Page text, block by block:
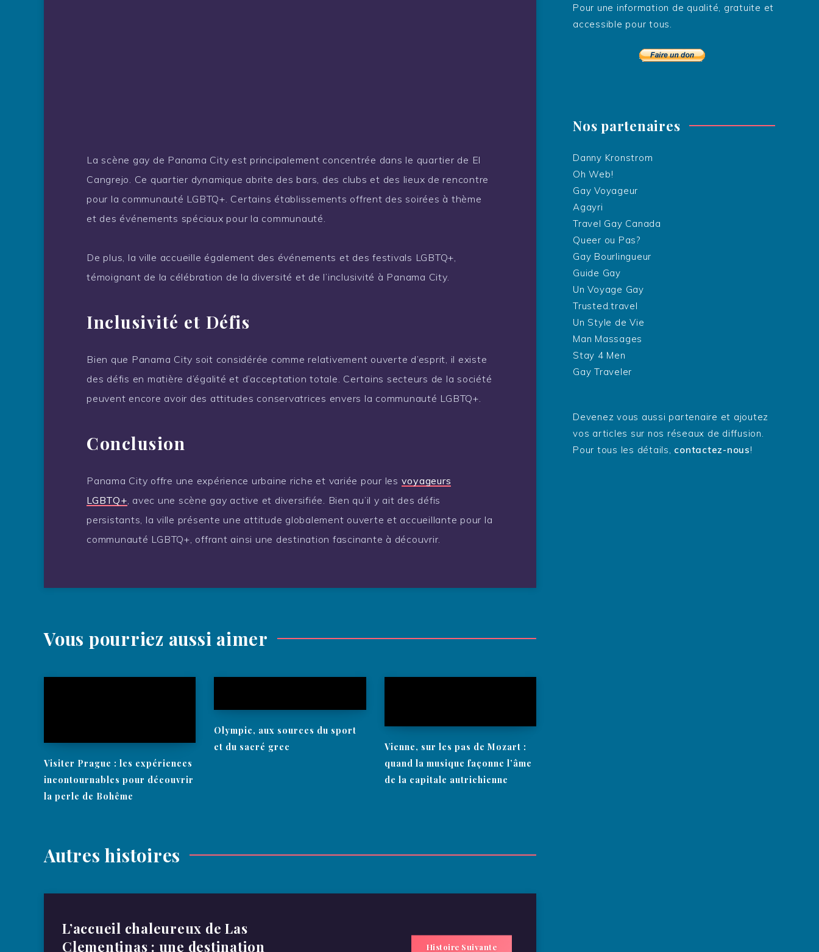
La scène gay de Panama City est principalement concentrée dans le quartier de El
Cangrejo. Ce quartier dynamique abrite des bars, des clubs et des lieux de rencontre
pour la communauté LGBTQ+. Certains établissements offrent des soirées à thème
et des événements spéciaux pour la communauté.
De plus, la ville accueille également des événements et des festivals LGBTQ+,
témoignant de la célébration de la diversité et de l’inclusivité à Panama City.
Inclusivité et Défis
Bien que Panama City soit considérée comme relativement ouverte d’esprit, il existe
des défis en matière d’égalité et d’acceptation totale. Certains secteurs de la société
peuvent encore avoir des attitudes conservatrices envers la communauté LGBTQ+.
Conclusion
Panama City offre une expérience urbaine riche et variée pour les voyageurs
LGBTQ+ , avec une scène gay active et diversifiée. Bien qu’il y ait des défis
persistants, la ville présente une attitude globalement ouverte et accueillante pour la
communauté LGBTQ+, offrant ainsi une destination fascinante à découvrir.
Vous pourriez aussi aimer
Visiter Prague : les expériences
incontournables pour découvrir
la perle de Bohême
Olympie, aux sources du sport
et du sacré grec
Vienne, sur les pas de Mozart :
quand la musique façonne l’âme
de la capitale autrichienne
Autres histoires
L’accueil chaleureux de Las
Clementinas : une destination
Histoire Suivante
Pour une information de qualité, gratuite et
accessible pour tous.
Nos partenaires
Danny Kronstrom
Oh Web!
Gay Voyageur
Agayri
Travel Gay Canada
Queer ou Pas?
Gay Bourlingueur
Guide Gay
Un Voyage Gay
Trusted.travel
Un Style de Vie
Man Massages
Stay 4 Men
Gay Traveler
Devenez vous aussi partenaire et ajoutez
vos articles sur nos réseaux de diffusion.
Pour tous les détails, contactez-nous!